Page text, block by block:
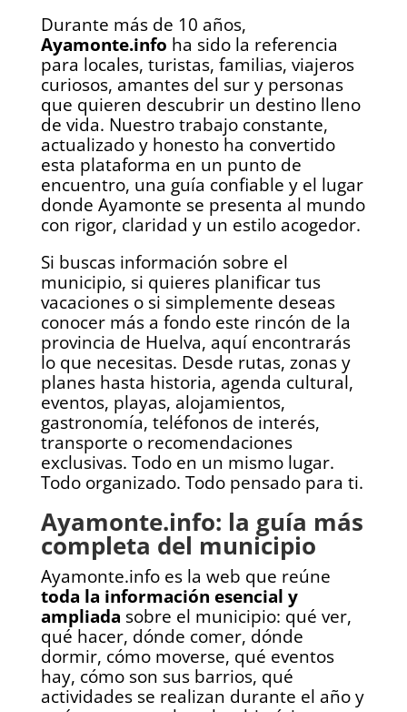
Durante más de 10 años,
Ayamonte.info ha sido la referencia
para locales, turistas, familias, viajeros
curiosos, amantes del sur y personas
que quieren descubrir un destino lleno
de vida. Nuestro trabajo constante,
actualizado y honesto ha convertido
esta plataforma en un punto de
encuentro, una guía confiable y el lugar
donde Ayamonte se presenta al mundo
con rigor, claridad y un estilo acogedor.
Si buscas información sobre el
municipio, si quieres planificar tus
vacaciones o si simplemente deseas
conocer más a fondo este rincón de la
provincia de Huelva, aquí encontrarás
lo que necesitas. Desde rutas, zonas y
planes hasta historia, agenda cultural,
eventos, playas, alojamientos,
gastronomía, teléfonos de interés,
transporte o recomendaciones
exclusivas. Todo en un mismo lugar.
Todo organizado. Todo pensado para ti.
Ayamonte.info: la guía más
completa del municipio
Ayamonte.info es la web que reúne
toda la información esencial y
ampliada sobre el municipio: qué ver,
qué hacer, dónde comer, dónde
dormir, cómo moverse, qué eventos
hay, cómo son sus barrios, qué
actividades se realizan durante el año y